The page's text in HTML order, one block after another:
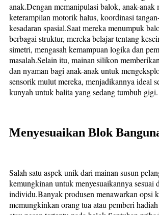
anak.Dengan memanipulasi balok, anak-anak
keterampilan motorik halus, koordinasi
kesadaran spasial.Saat mereka menumpuk
berbagai struktur, mereka belajar tentang
simetri, mengasah kemampuan logika dan
masalah.Selain itu, mainan silikon
dan nyaman bagi anak-anak untuk
sensorik mulut mereka, menjadikannya ideal
kunyah untuk balita yang sedang tumbuh gigi.
Menyesuaikan Blok
Salah satu aspek unik dari mainan susun
kemungkinan untuk menyesuaikannya sesuai
individu.Banyak produsen menawarkan opsi
memungkinkan orang tua atau pemberi